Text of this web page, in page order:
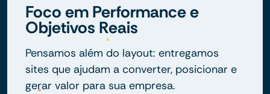
Foco em Performance e
Objetivos Reais
Pensamos além do layout: entregamos
sites que ajudam a converter, posicionar e
gerar valor para sua empresa.